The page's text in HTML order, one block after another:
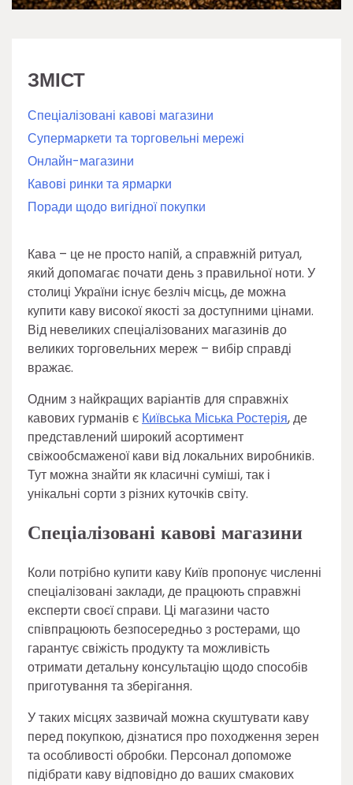
ЗМІСТ
Спеціалізовані кавові магазини
Супермаркети та торговельні мережі
Онлайн-магазини
Кавові ринки та ярмарки
Поради щодо вигідної покупки
Кава – це не просто напій, а справжній ритуал,
який допомагає почати день з правильної ноти. У
столиці України існує безліч місць, де можна
купити каву високої якості за доступними цінами.
Від невеликих спеціалізованих магазинів до
великих торговельних мереж – вибір справді
вражає.
Одним з найкращих варіантів для справжніх
кавових гурманів є Київська Міська Ростерія, де
представлений широкий асортимент
свіжообсмаженої кави від локальних виробників.
Тут можна знайти як класичні суміші, так і
унікальні сорти з різних куточків світу.
Спеціалізовані кавові магазини
Коли потрібно купити каву Київ пропонує численні
спеціалізовані заклади, де працюють справжні
експерти своєї справи. Ці магазини часто
співпрацюють безпосередньо з ростерами, що
гарантує свіжість продукту та можливість
отримати детальну консультацію щодо способів
приготування та зберігання.
У таких місцях зазвичай можна скуштувати каву
перед покупкою, дізнатися про походження зерен
та особливості обробки. Персонал допоможе
підібрати каву відповідно до ваших смакових